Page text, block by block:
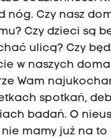
nóg. Czy nasz
Czy dzieci są
ulicą? Czy
w naszych
Wam
spotkań,
badań. O
mamy już na to